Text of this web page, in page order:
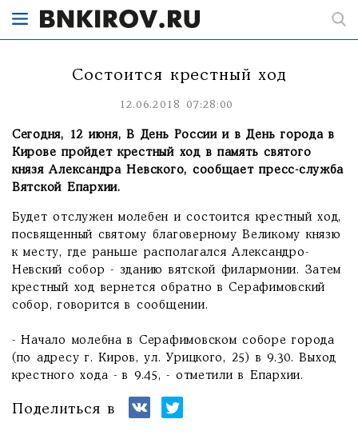
Состоится крестный ход
12.06.2018 07:28:00
Сегодня, 12 июня, В День России и в День города в
Кирове пройдет крестный ход в память святого
князя Александра Невского, сообщает пресс-служба
Вятской Епархии.
Будет отслужен молебен и состоится крестный ход,
посвященный святому благоверному Великому князю
к месту, где раньше располагался Александро-
Невский собор - зданию вятской филармонии. Затем
крестный ход вернется обратно в Серафимовский
собор, говорится в сообщении.
- Начало молебна в Серафимовском соборе города
(по адресу г. Киров, ул. Урицкого, 25) в 9.30. Выход
крестного хода - в 9.45, - отметили в Епархии.
Поделиться в